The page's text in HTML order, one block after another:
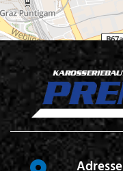
Adresse